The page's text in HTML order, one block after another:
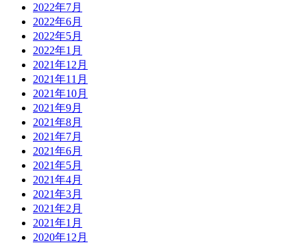
2022年7月
2022年6月
2022年5月
2022年1月
2021年12月
2021年11月
2021年10月
2021年9月
2021年8月
2021年7月
2021年6月
2021年5月
2021年4月
2021年3月
2021年2月
2021年1月
2020年12月